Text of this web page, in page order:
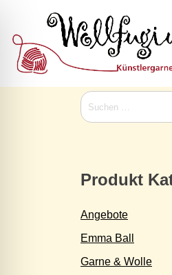
content
Suchen
nach:
Produkt
Angebote
Emma Ball
Garne & Wolle